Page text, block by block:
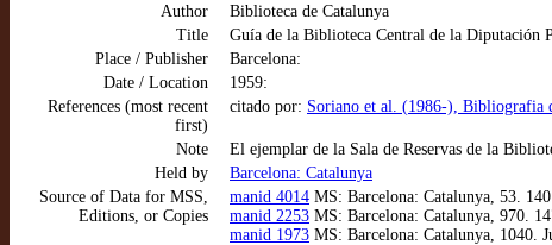
Author
Biblioteca de Catalunya
Title
Guía de la Biblioteca Central de la Diputación
Place / Publisher
Barcelona:
Date / Location
1959:
References (most recent
first)
citado por: Soriano et al. (1986-), Bibliografia
Note
El ejemplar de la Sala de Reservas de la
Held by
Barcelona: Catalunya
Source of Data for MSS,
Editions, or Copies
manid 4014 MS: Barcelona: Catalunya, 53.
manid 2253 MS: Barcelona: Catalunya, 970.
manid 1973 MS: Barcelona: Catalunya, 1040.